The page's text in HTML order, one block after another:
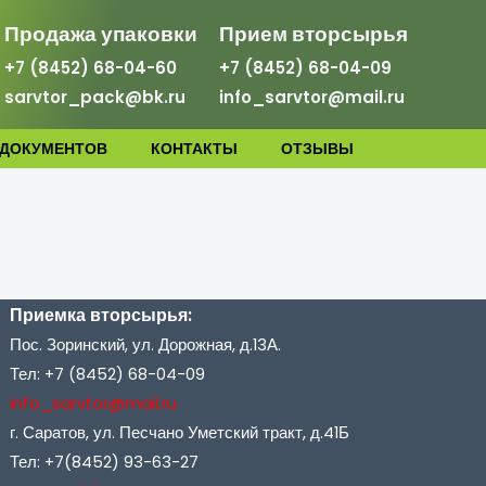
Продажа упаковки
+7 (8452) 68-04-60
sarvtor_pack@bk.ru
Прием вторсырья
+7 (8452) 68-04-09
info_sarvtor@mail.ru
КОНТАКТЫ ОТЗЫВЫ
Приемка вторсырья:
Пос. Зоринский, ул. Дорожная, д.13А.
Тел: +7 (8452) 68-04-09
info_sarvtor@mail.ru
г. Саратов, ул. Песчано Уметский тракт, д.41Б
Тел: +7(8452) 93-63-27